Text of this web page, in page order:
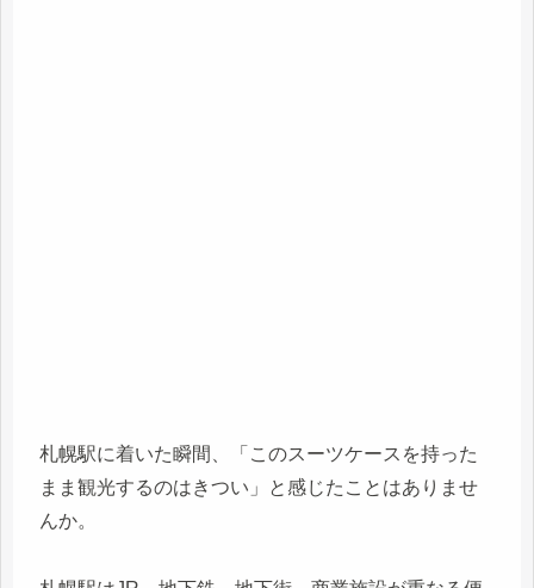
札幌駅に着いた瞬間、「このスーツケースを持った
まま観光するのはきつい」と感じたことはありませ
んか。